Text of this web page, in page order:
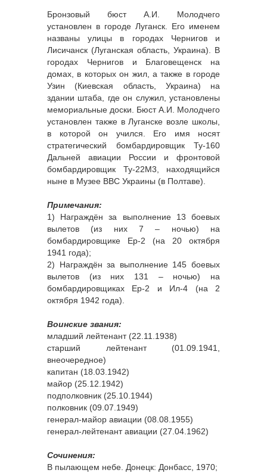
Бронзовый бюст А.И. Молодчего
установлен в городе Луганск. Его именем
названы улицы в городах Чернигов и
Лисичанск (Луганская область, Украина). В
городах Чернигов и Благовещенск на
домах, в которых он жил, а также в городе
Узин (Киевская область, Украина) на
здании штаба, где он служил, установлены
мемориальные доски. Бюст А.И. Молодчего
установлен также в Луганске возле школы,
в которой он учился. Его имя носят
стратегический бомбардировщик Ту-160
Дальней авиации России и фронтовой
бомбардировщик Ту-22М3, находящийся
ныне в Музее ВВС Украины (в Полтаве).
Примечания:
1) Награждён за выполнение 13 боевых
вылетов (из них 7 – ночью) на
бомбардировщике Ер-2 (на 20 октября
1941 года);
2) Награждён за выполнение 145 боевых
вылетов (из них 131 – ночью) на
бомбардировщиках Ер-2 и Ил-4 (на 2
октября 1942 года).
Воинские звания:
младший лейтенант (22.11.1938)
старший лейтенант (01.09.1941,
внеочередное)
капитан (18.03.1942)
майор (25.12.1942)
подполковник (25.10.1944)
полковник (09.07.1949)
генерал-майор авиации (08.08.1955)
генерал-лейтенант авиации (27.04.1962)
Сочинения:
В пылающем небе. Донецк: Донбасс, 1970;